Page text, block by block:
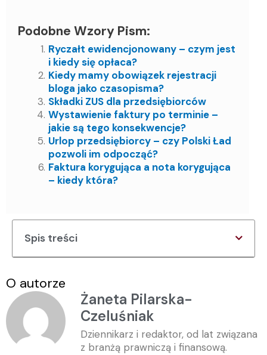
Podobne Wzory Pism:
Ryczałt ewidencjonowany – czym jest
i kiedy się opłaca?
Kiedy mamy obowiązek rejestracji
bloga jako czasopisma?
Składki ZUS dla przedsiębiorców
Wystawienie faktury po terminie –
jakie są tego konsekwencje?
Urlop przedsiębiorcy – czy Polski Ład
pozwoli im odpocząć?
Faktura korygująca a nota korygująca
– kiedy która?
Spis treści
O autorze
Żaneta Pilarska-
Czeluśniak
Dziennikarz i redaktor, od lat związana
z branżą prawniczą i finansową.